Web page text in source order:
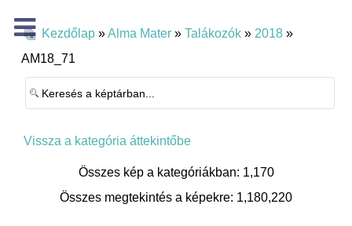
Kezdőlap »Alma Mater » Talákozók » 2018 »
AM18_71
Vissza a kategória áttekintőbe
Összes kép a kategóriákban: 1,170
Összes megtekintés a képekre: 1,180,220